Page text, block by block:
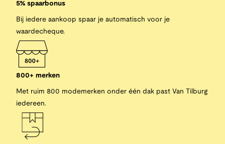
5% spaarbonus
Bij iedere aankoop spaar je automatisch voor je
waardecheque.
800+ merken
Met ruim 800 modemerken onder één dak past Van Tilburg
iedereen.